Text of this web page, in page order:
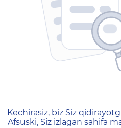
404 —
Kechirasiz, biz Siz
Afsuski, Siz izlagan sahifa